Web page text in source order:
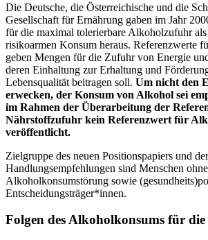
Die Deutsche, die Österreichische und die
Gesellschaft für Ernährung gaben im Jahr
für die maximal tolerierbare Alkoholzufuhr
risikoarmen Konsum heraus. Referenzwerte
geben Mengen für die Zufuhr von Energie
deren Einhaltung zur Erhaltung und
Lebensqualität beitragen soll. Um nicht den
erwecken, der Konsum von Alkohol sei
im Rahmen der Überarbeitung der
Nährstoffzufuhr kein Referenzwert für
veröffentlicht.
Zielgruppe des neuen Positionspapiers und der
Handlungsempfehlungen sind Menschen ohne
Alkoholkonsumstörung sowie
Entscheidungsträger*innen.
Folgen des Alkoholkonsums für